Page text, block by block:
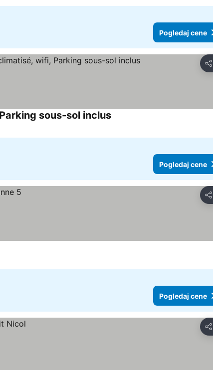
Pogledaj cene
Deli
sous-sol inclusPogledaj cene
Pogledaj cene
Deli
Pogledaj cene
Deli